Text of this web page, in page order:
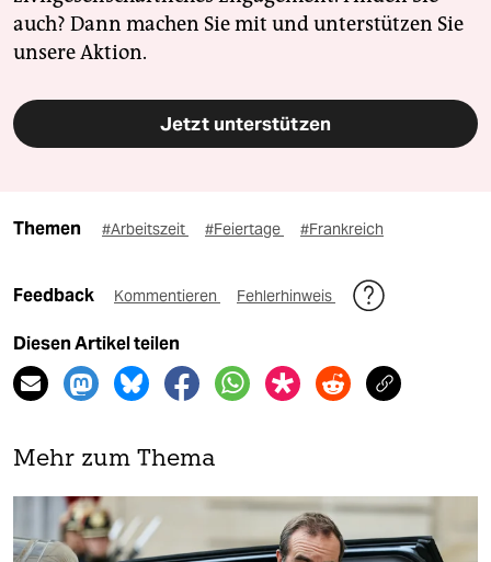
auch? Dann machen Sie mit und unterstützen Sie
unsere Aktion.
Jetzt unterstützen
Themen #Arbeitszeit #Feiertage #Frankreich
Feedback Kommentieren Fehlerhinweis
Diesen Artikel teilen
Mehr zum Thema